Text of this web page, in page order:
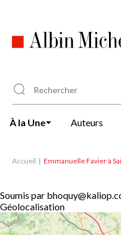
principal
À la Une Auteurs
Accueil Emmanuelle Favier à
Soumis par
Géolocalisation